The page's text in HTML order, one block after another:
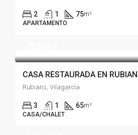
2 1 75m²
APARTAMENTO
CASA RESTAURADA EN
Rubians, Vilagarcía
3 1 65m²
CASA/CHALET